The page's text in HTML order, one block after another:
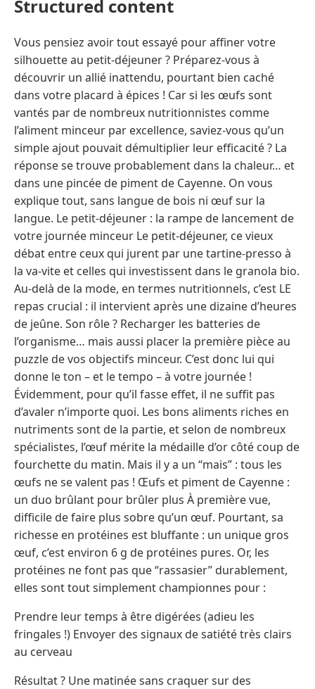
Structured content
Vous pensiez avoir tout essayé pour affiner votre
silhouette au petit-déjeuner ? Préparez-vous à
découvrir un allié inattendu, pourtant bien caché
dans votre placard à épices ! Car si les œufs sont
vantés par de nombreux nutritionnistes comme
l’aliment minceur par excellence, saviez-vous qu’un
simple ajout pouvait démultiplier leur efficacité ? La
réponse se trouve probablement dans la chaleur… et
dans une pincée de piment de Cayenne. On vous
explique tout, sans langue de bois ni œuf sur la
langue. Le petit-déjeuner : la rampe de lancement de
votre journée minceur Le petit-déjeuner, ce vieux
débat entre ceux qui jurent par une tartine-presso à
la va-vite et celles qui investissent dans le granola bio.
Au-delà de la mode, en termes nutritionnels, c’est LE
repas crucial : il intervient après une dizaine d’heures
de jeûne. Son rôle ? Recharger les batteries de
l’organisme… mais aussi placer la première pièce au
puzzle de vos objectifs minceur. C’est donc lui qui
donne le ton – et le tempo – à votre journée !
Évidemment, pour qu’il fasse effet, il ne suffit pas
d’avaler n’importe quoi. Les bons aliments riches en
nutriments sont de la partie, et selon de nombreux
spécialistes, l’œuf mérite la médaille d’or côté coup de
fourchette du matin. Mais il y a un “mais” : tous les
œufs ne se valent pas ! Œufs et piment de Cayenne :
un duo brûlant pour brûler plus À première vue,
difficile de faire plus sobre qu’un œuf. Pourtant, sa
richesse en protéines est bluffante : un unique gros
œuf, c’est environ 6 g de protéines pures. Or, les
protéines ne font pas que “rassasier” durablement,
elles sont tout simplement championnes pour :
Prendre leur temps à être digérées (adieu les
fringales !) Envoyer des signaux de satiété très clairs
au cerveau
Résultat ? Une matinée sans craquer sur des